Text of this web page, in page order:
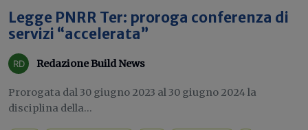
Legge PNRR Ter: proroga conferenza di
servizi “accelerata”
Redazione Build News
Prorogata dal 30 giugno 2023 al 30 giugno 2024 la
disciplina della...